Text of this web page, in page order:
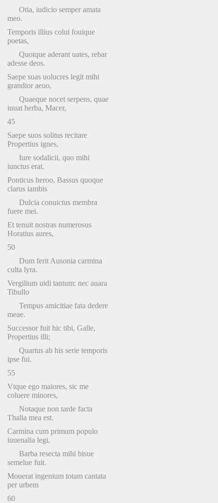
Otia, iudicio semper amata
meo.
Temporis illius colui fouique
poetas,
Quotque aderant uates, rebar
adesse deos.
Saepe suas uolucres legit mihi
grandior aeuo,
Quaeque nocet serpens, quae
iuuat herba, Macer,
45
Saepe suos solitus recitare
Propertius ignes,
Iure sodalicii, quo mihi
iunctus erat.
Ponticus heroo, Bassus quoque
clarus iambis
Dulcia conuictus membra
fuere mei.
Et tenuit nostras numerosus
Horatius aures,
50
Dum ferit Ausonia carmina
culta lyra.
Vergilium uidi tantum: nec auara
Tibullo
Tempus amicitiae fata dedere
meae.
Successor fuit hic tibi, Galle,
Propertius illi;
Quartus ab his serie temporis
ipse fui.
55
Vtque ego maiores, sic me
coluere minores,
Notaque non tarde facta
Thalia mea est.
Carmina cum primum populo
iuuenalia legi,
Barba resecta mihi bisue
semelue fuit.
Mouerat ingenium totam cantata
per urbem
60